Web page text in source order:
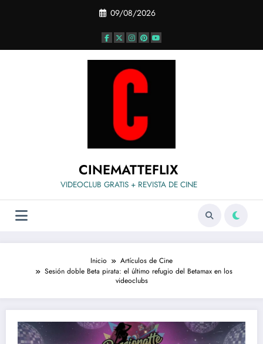
09/08/2026
CINEMATTEFLIX
VIDEOCLUB GRATIS + REVISTA DE CINE
Inicio
Artículos de Cine
Sesión doble Beta pirata: el último refugio del Betamax en los
videoclubs